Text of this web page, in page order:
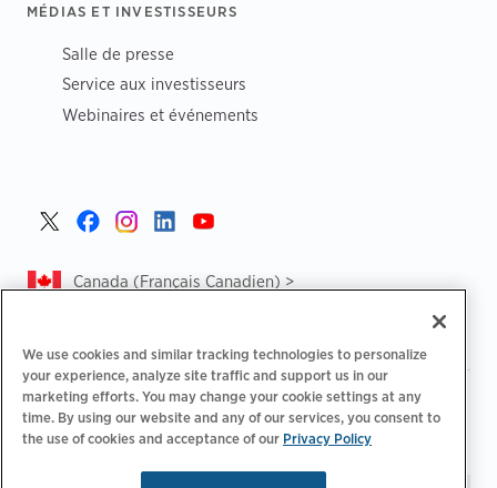
MÉDIAS ET INVESTISSEURS
Salle de presse
Service aux investisseurs
Webinaires et événements
Canada (Français Canadien) >
Politique de confidentialité‌ | Choix de confidentialité
Informations légales | Déclaration d'accessibilité |
Code de
conduite des fournisseurs
| CA Forced and Child Labour Report
We use cookies and similar tracking technologies to personalize
your experience, analyze site traffic and support us in our
marketing efforts. You may change your cookie settings at any
time. By using our website and any of our services, you consent to
the use of cookies and acceptance of our Privacy Policy